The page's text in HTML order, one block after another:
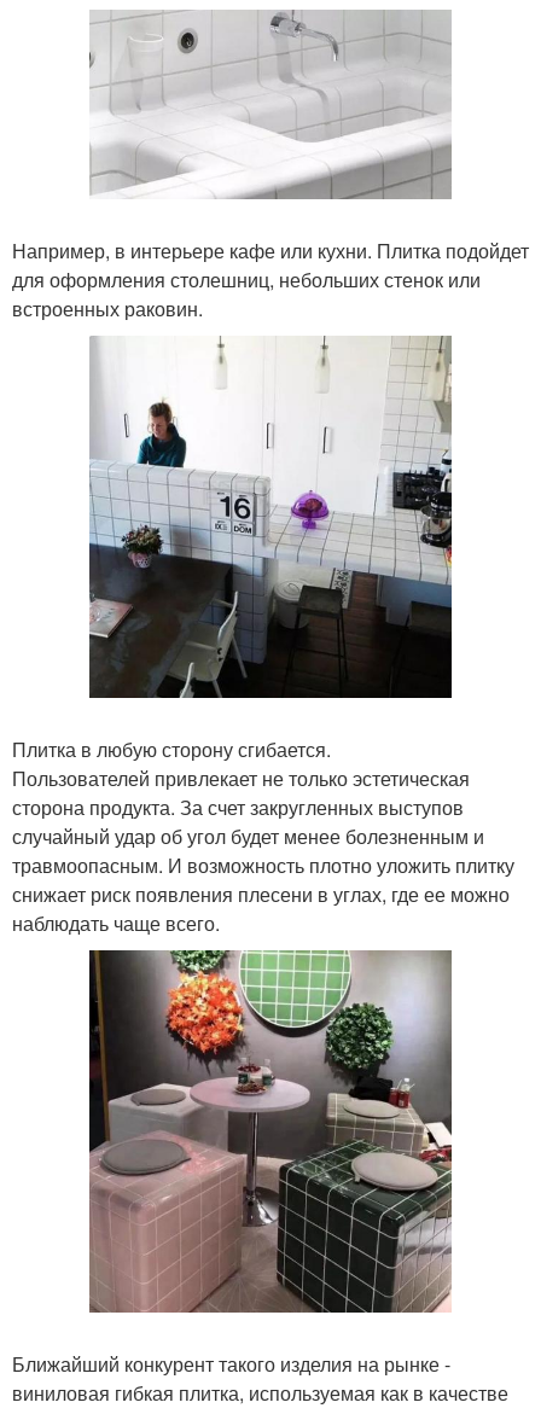
Например, в интерьере кафе или кухни. Плитка подойдет
для оформления столешниц, небольших стенок или
встроенных раковин.
Плитка в любую сторону сгибается.
Пользователей привлекает не только эстетическая
сторона продукта. За счет закругленных выступов
случайный удар об угол будет менее болезненным и
травмоопасным. И возможность плотно уложить плитку
снижает риск появления плесени в углах, где ее можно
наблюдать чаще всего.
Ближайший конкурент такого изделия на рынке -
виниловая гибкая плитка, используемая как в качестве